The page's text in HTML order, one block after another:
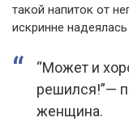
такой напиток от
искринне
“Может и
решился!”—
женщина.